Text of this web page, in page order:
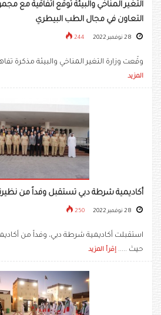
التغير المناخي والبيئة توقع اتفاقية مع
التعاون في مجال الطب البيطري
244
وقّعت وزارة التغير المناخي والبيئة مذكرة
المزيد
أكاديمية شرطة دبي تستقبل وفداً من
250
استقبلت أكاديمية شرطة دبي، وفداً من
حيث ..... إقرأ المزيد